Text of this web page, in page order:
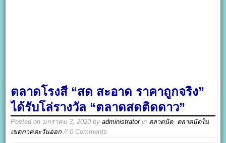
ตลาดโรงสี “สด สะอาด ราคาถูกจริง”
ได้รับโล่รางวัล “ตลาดสดติดดาว”
Posted on มกราคม 3, 2020 byadministratorin ตลาดนัด, ตลาดนัดใน
เขตภาคตะวันออก // 0 Comments